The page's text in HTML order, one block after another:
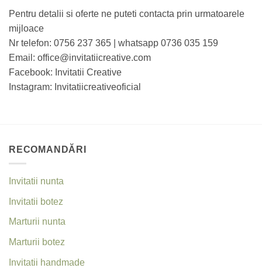
Pentru detalii si oferte ne puteti contacta prin urmatoarele
mijloace
Nr telefon: 0756 237 365 | whatsapp 0736 035 159
Email: office@invitatiicreative.com
Facebook: Invitatii Creative
Instagram: Invitatiicreativeoficial
RECOMANDĂRI
Invitatii nunta
Invitatii botez
Marturii nunta
Marturii botez
Invitatii handmade